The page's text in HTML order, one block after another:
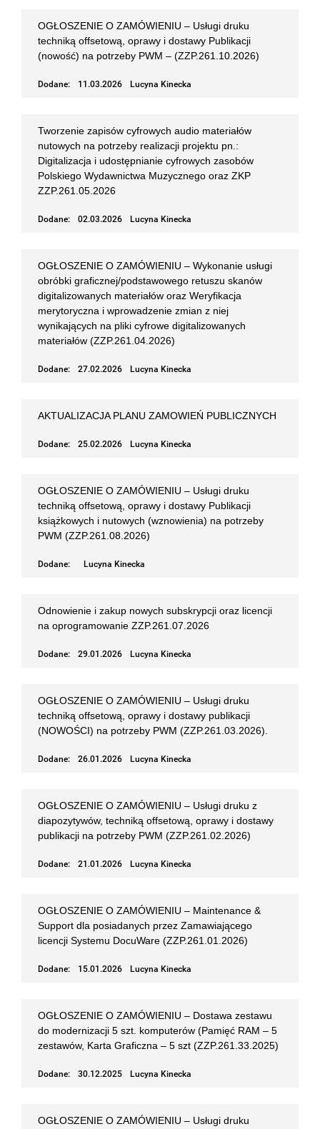
OGŁOSZENIE O ZAMÓWIENIU – Usługi druku
techniką offsetową, oprawy i dostawy Publikacji
(nowość) na potrzeby PWM – (ZZP.261.10.2026)
Dodane: 11.03.2026 Lucyna Kinecka
Tworzenie zapisów cyfrowych audio materiałów
nutowych na potrzeby realizacji projektu pn.:
Digitalizacja i udostępnianie cyfrowych zasobów
Polskiego Wydawnictwa Muzycznego oraz ZKP
ZZP.261.05.2026
Dodane: 02.03.2026 Lucyna Kinecka
OGŁOSZENIE O ZAMÓWIENIU – Wykonanie usługi
obróbki graficznej/podstawowego retuszu skanów
digitalizowanych materiałów oraz Weryfikacja
merytoryczna i wprowadzenie zmian z niej
wynikających na pliki cyfrowe digitalizowanych
materiałów (ZZP.261.04.2026)
Dodane: 27.02.2026 Lucyna Kinecka
AKTUALIZACJA PLANU ZAMOWIEŃ PUBLICZNYCH
Dodane: 25.02.2026 Lucyna Kinecka
OGŁOSZENIE O ZAMÓWIENIU – Usługi druku
techniką offsetową, oprawy i dostawy Publikacji
książkowych i nutowych (wznowienia) na potrzeby
PWM (ZZP.261.08.2026)
Dodane: Lucyna Kinecka
Odnowienie i zakup nowych subskrypcji oraz licencji
na oprogramowanie ZZP.261.07.2026
Dodane: 29.01.2026 Lucyna Kinecka
OGŁOSZENIE O ZAMÓWIENIU – Usługi druku
techniką offsetową, oprawy i dostawy publikacji
(NOWOŚCI) na potrzeby PWM (ZZP.261.03.2026).
Dodane: 26.01.2026 Lucyna Kinecka
OGŁOSZENIE O ZAMÓWIENIU – Usługi druku z
diapozytywów, techniką offsetową, oprawy i dostawy
publikacji na potrzeby PWM (ZZP.261.02.2026)
Dodane: 21.01.2026 Lucyna Kinecka
OGŁOSZENIE O ZAMÓWIENIU – Maintenance &
Support dla posiadanych przez Zamawiającego
licencji Systemu DocuWare (ZZP.261.01.2026)
Dodane: 15.01.2026 Lucyna Kinecka
OGŁOSZENIE O ZAMÓWIENIU – Dostawa zestawu
do modernizacji 5 szt. komputerów (Pamięć RAM – 5
zestawów, Karta Graficzna – 5 szt (ZZP.261.33.2025)
Dodane: 30.12.2025 Lucyna Kinecka
OGŁOSZENIE O ZAMÓWIENIU – Usługi druku